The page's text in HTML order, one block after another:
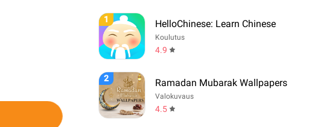
1 HelloChinese: Learn Chinese
Koulutus
4.9
2 Ramadan Mubarak Wallpapers
Valokuvaus
4.5